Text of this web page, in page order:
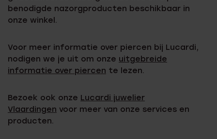
benodigde nazorgproducten beschikbaar in
onze winkel.
Voor meer informatie over piercen bij Lucardi,
nodigen we je uit om onze uitgebreide
informatie over piercen te lezen.
Bezoek ook onze Lucardi juwelier
Vlaardingen voor meer van onze services en
producten.